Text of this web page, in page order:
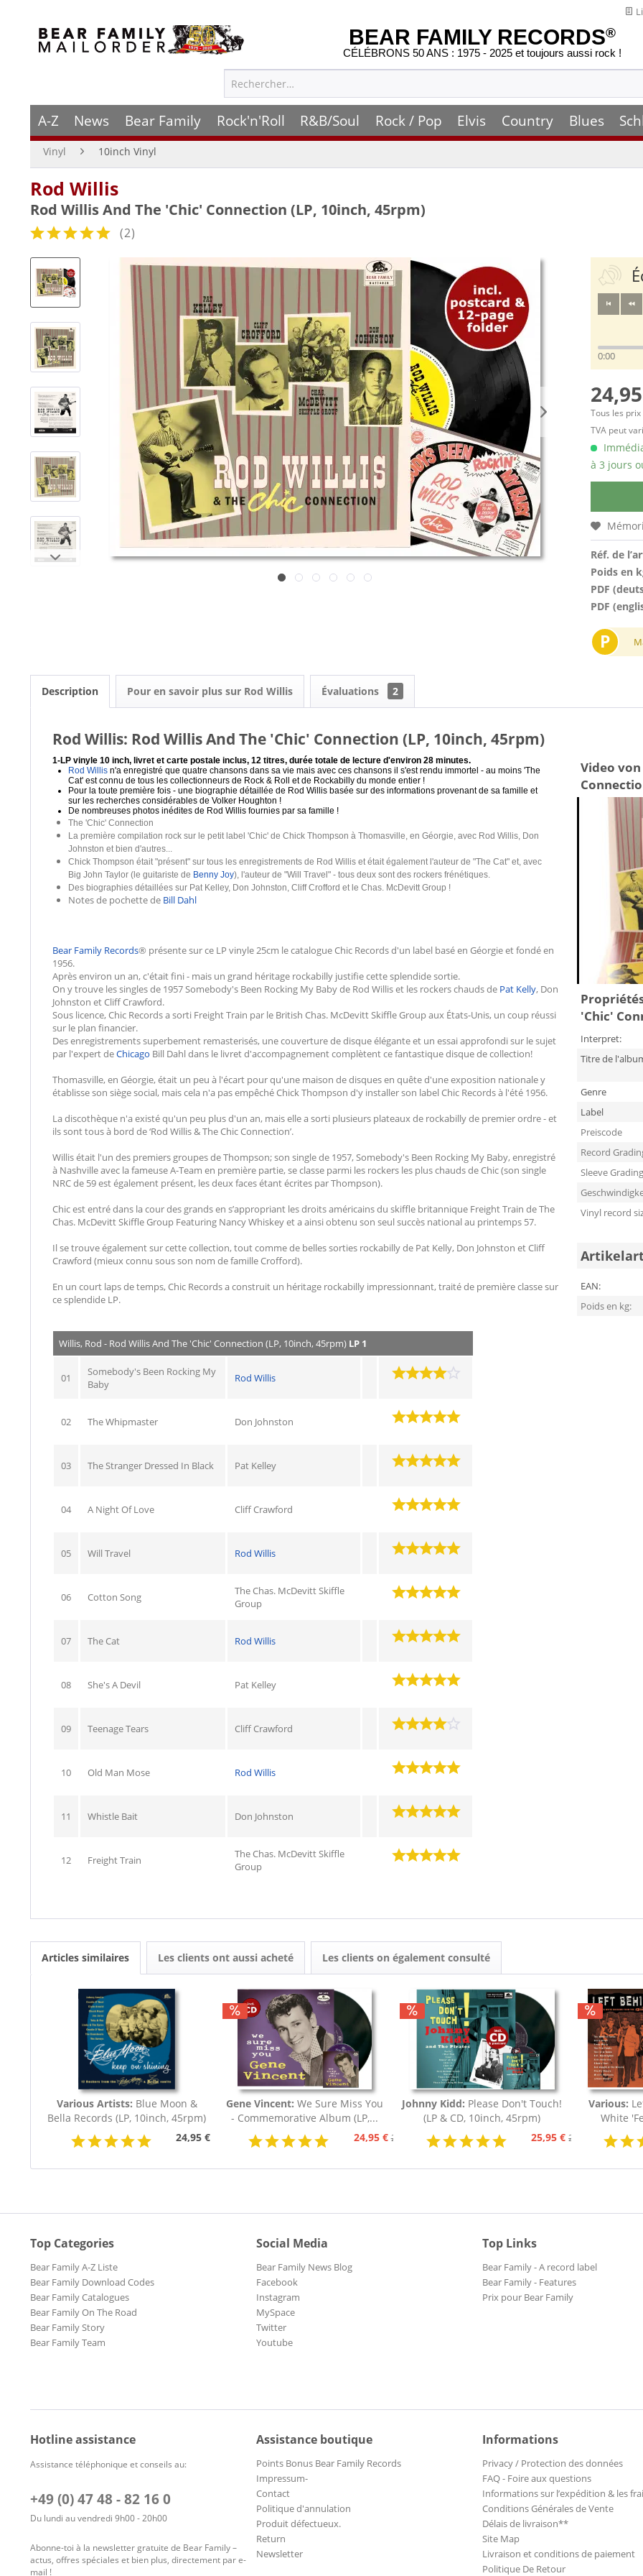
BEAR FAMILY RECORDS®
CÉLÉBRONS 50 ANS : 1975 - 2025 et toujours aussi rock !
A-Z News Bear Family Rock'n'Roll R&B/Soul Rock / Pop Elvis Country Blues
Vinyl 10inch Vinyl
Rod Willis
Rod Willis And The 'Chic' Connection (LP, 10inch, 45rpm)
(2)
0:00
Tous les
TVA peut
à 3 jours
Réf. de
Poids en
PDF
PDF
P
Description Pour en savoir plus sur Rod Willis Évaluations 2
Rod Willis: Rod Willis And The 'Chic' Connection (LP, 10inch, 45rpm)
1-LP vinyle 10 inch, livret et carte postale inclus, 12 titres, durée totale de lecture d'environ 28 minutes.
Rod Willis n'a enregistré que quatre chansons dans sa vie mais avec ces chansons il s'est rendu immortel - au moins 'The
Cat' est connu de tous les collectionneurs de Rock & Roll et de Rockabilly du monde entier !
Pour la toute première fois - une biographie détaillée de Rod Willis basée sur des informations provenant de sa famille et
sur les recherches considérables de Volker Houghton !
De nombreuses photos inédites de Rod Willis fournies par sa famille !
The 'Chic' Connection
La première compilation rock sur le petit label 'Chic' de Chick Thompson à Thomasville, en Géorgie, avec Rod Willis, Don
Johnston et bien d'autres...
Chick Thompson était "présent" sur tous les enregistrements de Rod Willis et était également l'auteur de "The Cat" et, avec
Big John Taylor (le guitariste de Benny Joy), l'auteur de "Will Travel" - tous deux sont des rockers frénétiques.
Des biographies détaillées sur Pat Kelley, Don Johnston, Cliff Crofford et le Chas. McDevitt Group !
Notes de pochette de Bill Dahl
Bear Family Records® présente sur ce LP vinyle 25cm le catalogue Chic Records d'un label basé en Géorgie et fondé en
1956.
Après environ un an, c'était fini - mais un grand héritage rockabilly justifie cette splendide sortie.
On y trouve les singles de 1957 Somebody's Been Rocking My Baby de Rod Willis et les rockers chauds de Pat Kelly, Don
Johnston et Cliff Crawford.
Sous licence, Chic Records a sorti Freight Train par le British Chas. McDevitt Skiffle Group aux États-Unis, un coup réussi
sur le plan financier.
Des enregistrements superbement remasterisés, une couverture de disque élégante et un essai approfondi sur le sujet
par l'expert deChicago Bill Dahl dans le livret d'accompagnement complètent ce fantastique disque de collection!
Thomasville, en Géorgie, était un peu à l'écart pour qu'une maison de disques en quête d'une exposition nationale y
établisse son siège social, mais cela n'a pas empêché Chick Thompson d'y installer son label Chic Records à l'été 1956.
La discothèque n'a existé qu'un peu plus d'un an, mais elle a sorti plusieurs plateaux de rockabilly de premier ordre - et
ils sont tous à bord de ‘Rod Willis & The Chic Connection’.
Willis était l'un des premiers groupes de Thompson; son single de 1957, Somebody's Been Rocking My Baby, enregistré
à Nashville avec la fameuse A-Team en première partie, se classe parmi les rockers les plus chauds de Chic (son single
NRC de 59 est également présent, les deux faces étant écrites par Thompson).
Chic est entré dans la cour des grands en s’appropriant les droits américains du skiffle britannique Freight Train de The
Chas. McDevitt Skiffle Group Featuring Nancy Whiskey et a ainsi obtenu son seul succès national au printemps 57.
Il se trouve également sur cette collection, tout comme de belles sorties rockabilly de Pat Kelly, Don Johnston et Cliff
Crawford (mieux connu sous son nom de famille Crofford).
En un court laps de temps, Chic Records a construit un héritage rockabilly impressionnant, traité de première classe sur
ce splendide LP.
Video von
'Chic'
Interpret:
Titre de
Genre
Label
Preiscode
Record
Sleeve Grading
Vinyl record
EAN:
Poids en kg:
Willis, Rod - Rod Willis And The 'Chic' Connection (LP, 10inch, 45rpm) LP 1
01
Somebody's Been Rocking My
Baby
Rod Willis
02 The Whipmaster Don Johnston
03 The Stranger Dressed In Black Pat Kelley
04 A Night Of Love Cliff Crawford
05 Will Travel Rod Willis
06 Cotton Song
The Chas. McDevitt Skiffle
Group
07 The Cat Rod Willis
08 She's A Devil Pat Kelley
09 Teenage Tears Cliff Crawford
10 Old Man Mose Rod Willis
11 Whistle Bait Don Johnston
12 Freight Train
The Chas. McDevitt Skiffle
Group
Articles similaires Les clients ont aussi acheté Les clients on également consulté
Various Artists: Blue Moon &
Bella Records (LP, 10inch, 45rpm)
24,95 €
Gene Vincent: We Sure Miss You
- Commemorative Album (LP,...
24,95 € 29,95 €
Johnny Kidd: Please Don't Touch!
(LP & CD, 10inch, 45rpm)
25,95 € 29,95 €
Various:
White
Top Categories
Bear Family A-Z Liste
Bear Family Download Codes
Bear Family Catalogues
Bear Family On The Road
Bear Family Story
Bear Family Team
Social Media
Bear Family News Blog
Facebook
Instagram
MySpace
Twitter
Youtube
Top Links
Bear Family - A record label
Bear Family - Features
Prix pour Bear Family
Hotline assistance
Assistance téléphonique et conseils au:
+49 (0) 47 48 - 82 16 0
Du lundi au vendredi 9h00 - 20h00
Abonne-toi à la newsletter gratuite de Bear Family –
actus, offres spéciales et bien plus, directement par e-
mail !
Assistance boutique
Points Bonus Bear Family Records
Impressum-
Contact
Politique d'annulation
Produit défectueux.
Return
Newsletter
Informations
Privacy / Protection des données
FAQ - Foire aux questions
Informations sur l’expédition & les
Conditions Générales de Vente
Délais de livraison**
Site Map
Livraison et conditions de paiement
Politique De Retour